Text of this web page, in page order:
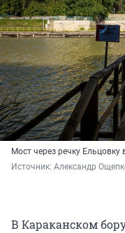
Мост через речку
Источник: Александр
В Караканском